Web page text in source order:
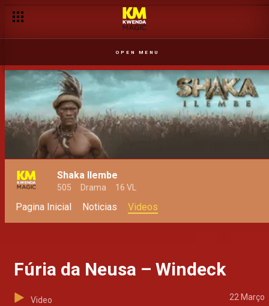
OPEN MENU
Shaka Ilembe
505 Drama 16 VL
Pagina Inicial Noticias Videos
Fúria da Neusa – Windeck
Video 22 Março